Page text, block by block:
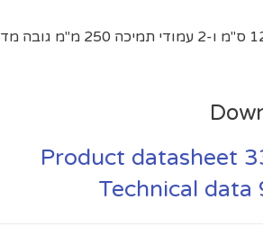
Product datasheet
Technical data